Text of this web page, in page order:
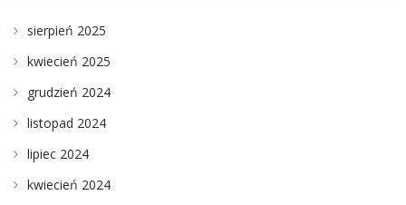
sierpień 2025
kwiecień 2025
grudzień 2024
listopad 2024
lipiec 2024
kwiecień 2024